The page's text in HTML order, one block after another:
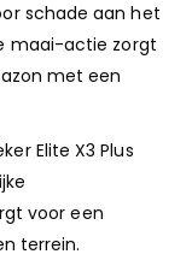
schade aan het
maai-actie zorgt
met een
Elite X3 Plus
voor een
terrein.